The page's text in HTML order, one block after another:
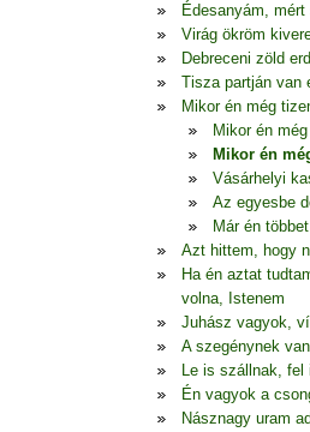
Édesanyám,
Virág ökröm
Debreceni zöld
Tisza partján van
Mikor én még
Mikor én
Mikor én
Vásárhelyi
Az egyesbe
Már én
Azt hittem, hogy
Ha én aztat
volna, Istenem
Juhász vagyok,
A szegénynek
Le is szállnak,
Én vagyok a
Násznagy uram